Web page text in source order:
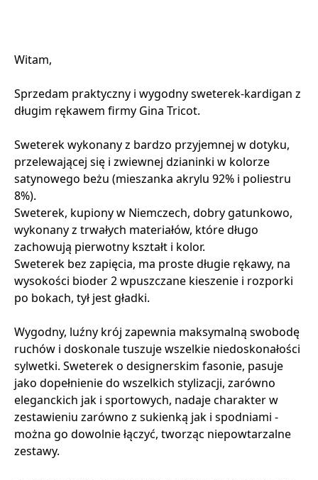
Witam,
Sprzedam praktyczny i wygodny sweterek-kardigan z
długim rękawem firmy Gina Tricot.
Sweterek wykonany z bardzo przyjemnej w dotyku,
przelewającej się i zwiewnej dzianinki w kolorze
satynowego beżu (mieszanka akrylu 92% i poliestru
8%).
Sweterek, kupiony w Niemczech, dobry gatunkowo,
wykonany z trwałych materiałów, które długo
zachowują pierwotny kształt i kolor.
Sweterek bez zapięcia, ma proste długie rękawy, na
wysokości bioder 2 wpuszczane kieszenie i rozporki
po bokach, tył jest gładki.
Wygodny, luźny krój zapewnia maksymalną swobodę
ruchów i doskonale tuszuje wszelkie niedoskonałości
sylwetki. Sweterek o designerskim fasonie, pasuje
jako dopełnienie do wszelkich stylizacji, zarówno
eleganckich jak i sportowych, nadaje charakter w
zestawieniu zarówno z sukienką jak i spodniami -
można go dowolnie łączyć, tworząc niepowtarzalne
zestawy.